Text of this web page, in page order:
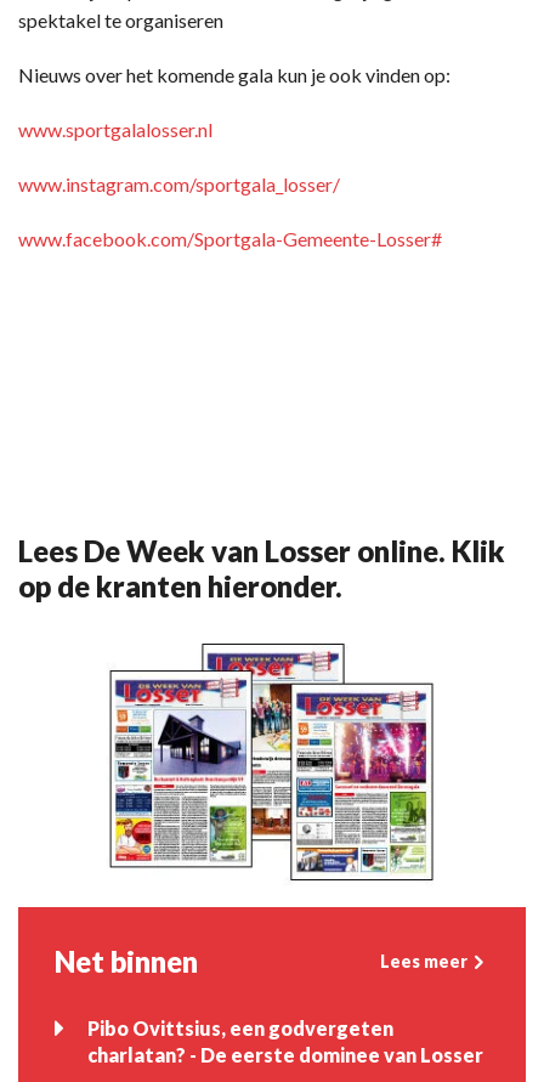
spektakel te organiseren
Nieuws over het komende gala kun je ook vinden op:
www.sportgalalosser.nl
www.instagram.com/sportgala_losser/
www.facebook.com/Sportgala-Gemeente-Losser#
Lees De Week van Losser online. Klik
op de kranten hieronder.
Net binnen Lees meer
Pibo Ovittsius, een godvergeten
charlatan? - De eerste dominee van Losser